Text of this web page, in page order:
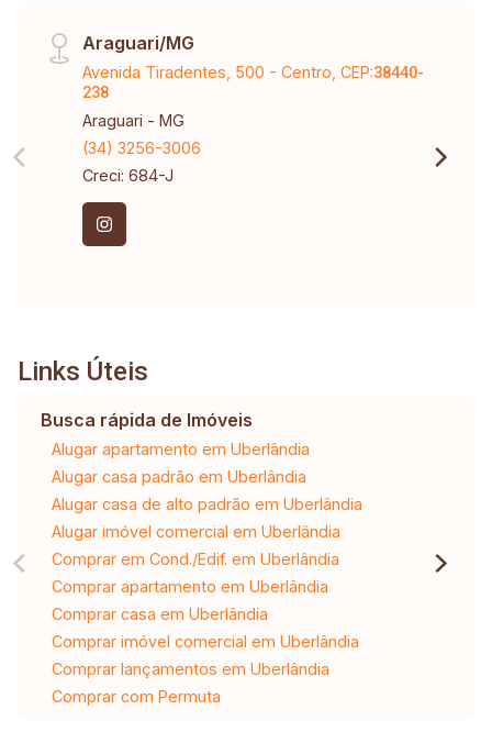
Araguari/MG
Avenida Tiradentes, 500 - Centro, CEP:38440-
238
Araguari - MG
(34) 3256-3006
Creci: 684-J
Links Úteis
Busca rápida de Imóveis
Alugar apartamento em Uberlândia
Alugar casa padrão em Uberlândia
Alugar casa de alto padrão em Uberlândia
Alugar imóvel comercial em Uberlândia
Comprar em Cond./Edif. em Uberlândia
Comprar apartamento em Uberlândia
Comprar casa em Uberlândia
Comprar imóvel comercial em Uberlândia
Comprar lançamentos em Uberlândia
Comprar com Permuta